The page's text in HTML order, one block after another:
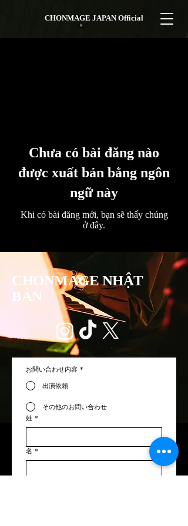
CHONMAGE JAPAN Official
Chưa có bài đăng nào
được xuất bản bằng ngôn
ngữ này
Khi có bài đăng mới, bạn sẽ thấy chúng
ở đây.
CHONMAGE NHẬT
BẢN
お問い合わせ内容 *
出演依頼
その他のお問い合わせ
姓 *
名 *